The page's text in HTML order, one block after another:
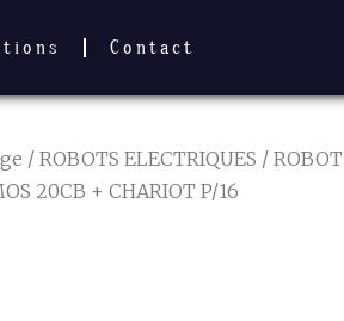
Contact
/ ROBOTS ELECTRIQUES / ROBOT
20CB + CHARIOT P/16